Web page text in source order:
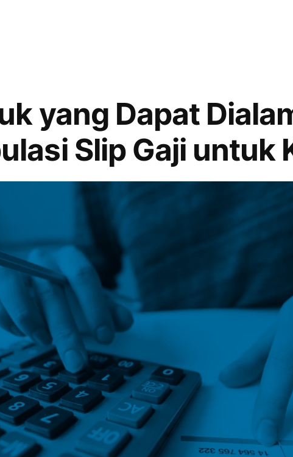
yang Dapat
Slip Gaji untuk